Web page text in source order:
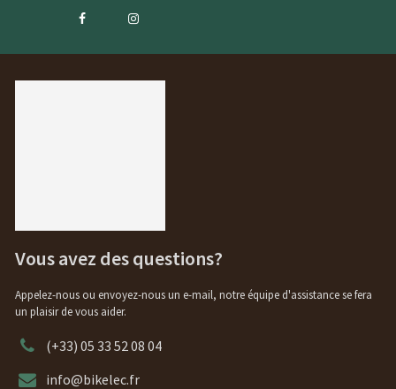
Vous avez des questions?
Appelez-nous ou envoyez-nous un e-mail, notre équipe d'assistance se fera
un plaisir de vous aider.
(+33) 05 33 52 08 04
info@bikelec.fr